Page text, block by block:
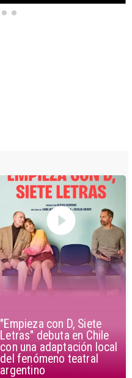
"Empieza con D, Siete
Letras" debuta en Chile
con una adaptación local
del fenómeno teatral
argentino